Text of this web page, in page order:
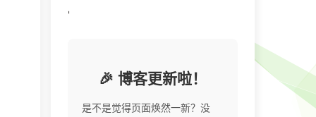
'
🎉 博客更新啦！
是不是觉得页面焕然一新？没